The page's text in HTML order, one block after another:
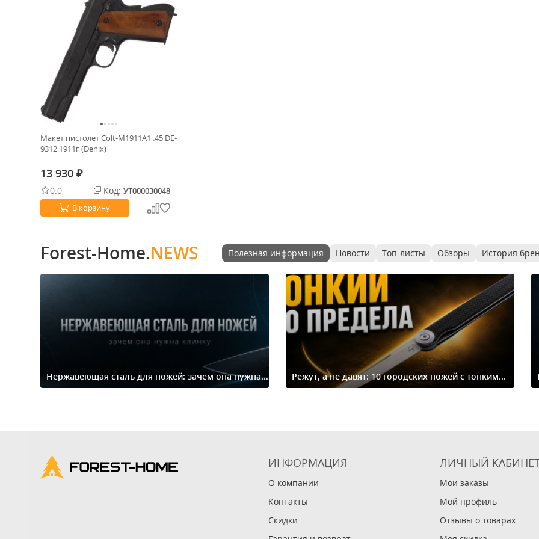
Макет пистолет Colt-M1911A1 .45 DE-
9312 1911г (Denix)
13 930 ₽
0.0 Код: УТ000030048
В корзину
Forest-Home.NEWS Полезная информация Новости Топ-листы Обзоры История
Нержавеющая сталь для ножей: зачем она нужна... Режут, а не давят: 10 городских ножей с тонким...
ИНФОРМАЦИЯ
О компании
Контакты
Скидки
ЛИЧНЫЙ
Мои заказы
Мой профиль
Отзывы о товарах